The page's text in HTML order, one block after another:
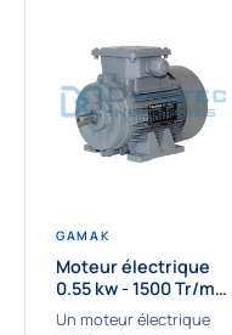
GAMAK
Moteur électrique
0.55 kw - 1500 Tr/min
- 230/400V - IE2
Un moteur électrique